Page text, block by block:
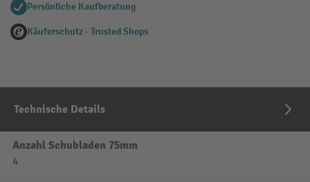
Persönliche Kaufberatung
Käuferschutz - Trusted Shops
Technische Details
Anzahl Schubladen 75mm
4